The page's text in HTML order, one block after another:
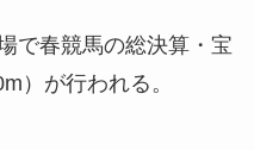
で春競馬の総決算・宝
）が行われる。